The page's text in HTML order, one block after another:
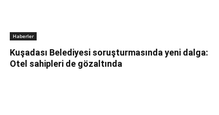
Haberler
Kuşadası Belediyesi soruşturmasında yeni dalga:
Otel sahipleri de gözaltında